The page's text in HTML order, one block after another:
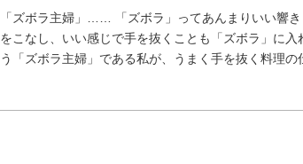
「ズボラ主婦」…… 「ズボラ」ってあんまりいい響
をこなし、いい感じで手を抜くことも「ズボラ」に
う「ズボラ主婦」である私が、うまく手を抜く料理の